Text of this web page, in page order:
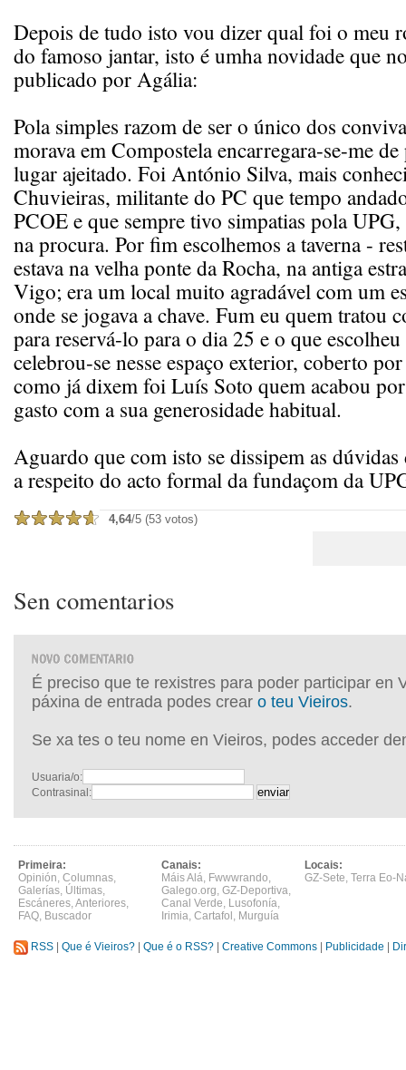
Depois de tudo isto vou dizer qual foi o meu
do famoso jantar, isto é umha novidade que
publicado por Agália:
Pola simples razom de ser o único dos
morava em Compostela encarregara-se-me
lugar ajeitado. Foi António Silva, mais
Chuvieiras, militante do PC que tempo
PCOE e que sempre tivo simpatias pola
na procura. Por fim escolhemos a taverna -
estava na velha ponte da Rocha, na antiga
Vigo; era um local muito agradável com um
onde se jogava a chave. Fum eu quem tratou
para reservá-lo para o dia 25 e o que
celebrou-se nesse espaço exterior, coberto
como já dixem foi Luís Soto quem acabou
gasto com a sua generosidade habitual.
Aguardo que com isto se dissipem as
a respeito do acto formal da fundaçom da
4,64/5 (53 votos)
Sen comentarios
É preciso que te rexistres para poder participar en
páxina de entrada podes crear o teu Vieiros.
Se xa tes o teu nome en Vieiros, podes acceder
Usuaria/o:
Contrasinal:
Primeira:
Opinión, Columnas,
Galerías, Últimas,
Escáneres,Anteriores,
FAQ, Buscador
Canais:
Máis Alá, Fwwwrando,
Galego.org, GZ-Deportiva,
Canal Verde, Lusofonía,
Irimia, Cartafol , Murguía
Locais:
GZ-Sete, Terra Eo-
RSS Que é Vieiros? Que é o RSS? Creative Commons Publicidade